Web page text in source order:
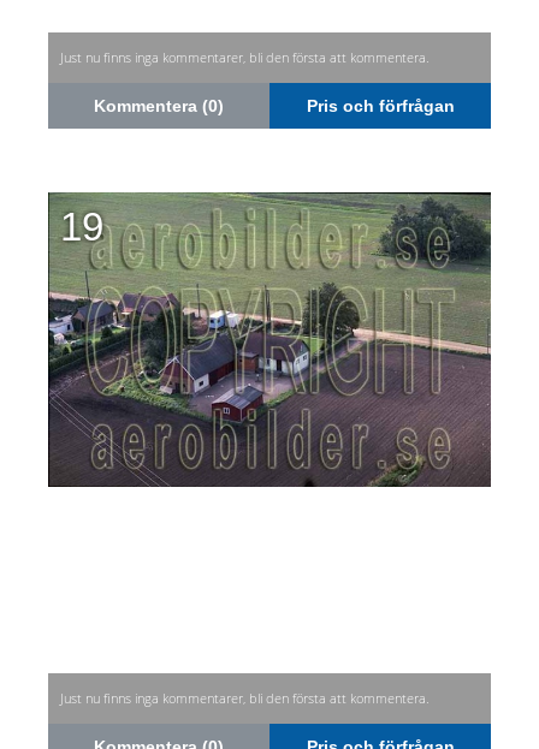
Just nu finns inga kommentarer, bli den första att kommentera.
Kommentera (0) Pris och förfrågan
19
Just nu finns inga kommentarer, bli den första att kommentera.